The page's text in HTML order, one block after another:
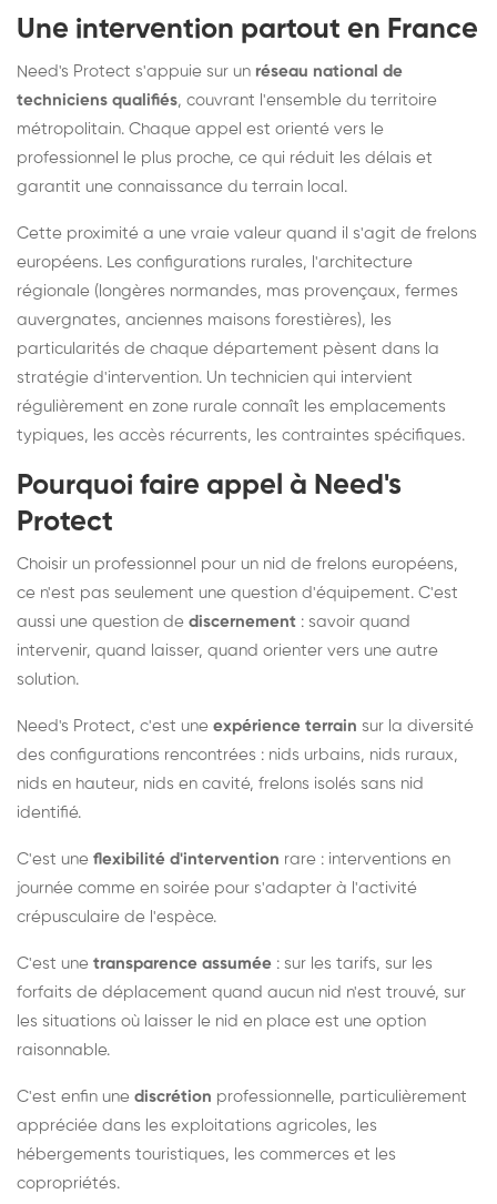
Une intervention partout en France
Need's Protect s'appuie sur un réseau national de
techniciens qualifiés, couvrant l'ensemble du territoire
métropolitain. Chaque appel est orienté vers le
professionnel le plus proche, ce qui réduit les délais et
garantit une connaissance du terrain local.
Cette proximité a une vraie valeur quand il s'agit de frelons
européens. Les configurations rurales, l'architecture
régionale (longères normandes, mas provençaux, fermes
auvergnates, anciennes maisons forestières), les
particularités de chaque département pèsent dans la
stratégie d'intervention. Un technicien qui intervient
régulièrement en zone rurale connaît les emplacements
typiques, les accès récurrents, les contraintes spécifiques.
Pourquoi faire appel à Need's
Protect
Choisir un professionnel pour un nid de frelons européens,
ce n'est pas seulement une question d'équipement. C'est
aussi une question de discernement : savoir quand
intervenir, quand laisser, quand orienter vers une autre
solution.
Need's Protect, c'est une expérience terrain sur la diversité
des configurations rencontrées : nids urbains, nids ruraux,
nids en hauteur, nids en cavité, frelons isolés sans nid
identifié.
C'est une flexibilité d'intervention rare : interventions en
journée comme en soirée pour s'adapter à l'activité
crépusculaire de l'espèce.
C'est une transparence assumée : sur les tarifs, sur les
forfaits de déplacement quand aucun nid n'est trouvé, sur
les situations où laisser le nid en place est une option
raisonnable.
C'est enfin une discrétion professionnelle, particulièrement
appréciée dans les exploitations agricoles, les
hébergements touristiques, les commerces et les
copropriétés.